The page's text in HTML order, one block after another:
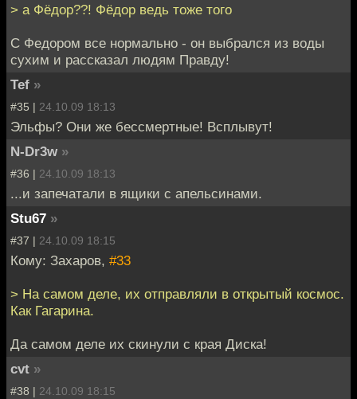
> а Фёдор??! Фёдор ведь тоже того
С Федором все нормально - он выбрался из воды
сухим и рассказал людям Правду!
Tef »
#35 | 24.10.09 18:13
Эльфы? Они же бессмертные! Всплывут!
N-Dr3w »
#36 | 24.10.09 18:13
...и запечатали в ящики с апельсинами.
Stu67 »
#37 | 24.10.09 18:15
Кому: Захаров, #33
> На самом деле, их отправляли в открытый космос.
Как Гагарина.
Да самом деле их скинули с края Диска!
cvt »
#38 | 24.10.09 18:15